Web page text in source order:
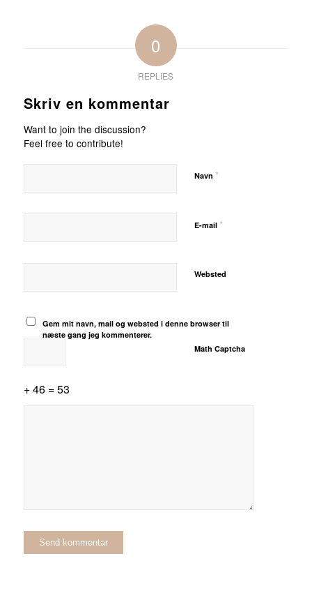
0
REPLIES
Skriv en kommentar
Want to join the discussion?
Feel free to contribute!
Navn *
E-mail *
Websted
Gem mit navn, mail og websted i denne browser til
næste gang jeg kommenterer.
Math Captcha
+ 46 = 53